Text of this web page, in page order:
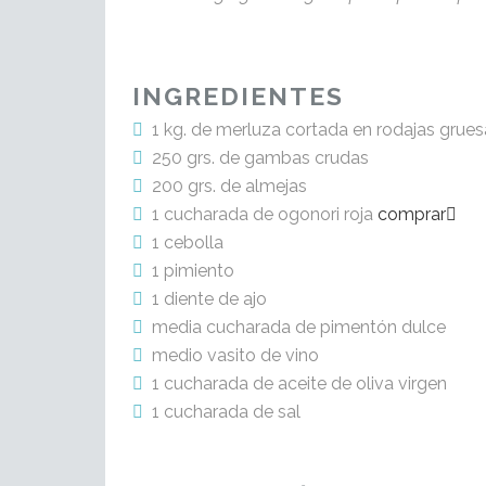
INGREDIENTES
1 kg. de merluza cortada en rodajas
250 grs. de gambas crudas
200 grs. de almejas
1 cucharada de ogonori roja comprar
1 cebolla
1 pimiento
1 diente de ajo
media cucharada de pimentón dulce
medio vasito de vino
1 cucharada de aceite de oliva virgen
1 cucharada de sal